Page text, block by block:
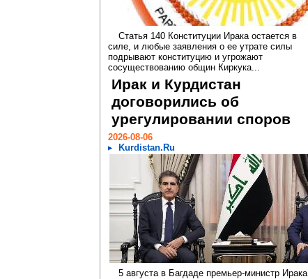
Статья 140 Конституции Ирака остается в
силе, и любые заявления о ее утрате силы
подрывают конституцию и угрожают
сосуществованию общин Киркука...
Ирак и Курдистан
договорились об
урегулировании споров
2026-08-06
Kurdistan.Ru
5 августа в Багдаде премьер-министр Ирака